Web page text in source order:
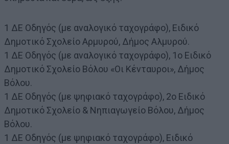
1 ΔΕ Οδηγός (με αναλογικό ταχογράφο), Ειδικό
Δημοτικό Σχολείο Αρμυρού, Δήμος Αλμυρού.
1 ΔΕ Οδηγός (με αναλογικό ταχογράφο), 1ο Ειδικό
Δημοτικό Σχολείο Βόλου «Οι Κένταυροι», Δήμος
Βόλου.
1 ΔΕ Οδηγός (με ψηφιακό ταχογράφο), 2ο Ειδικό
Δημοτικό Σχολείο & Νηπιαγωγείο Βόλου, Δήμος
Βόλου.
1 ΔΕ Οδηγός (με ψηφιακό ταχογράφο), Ειδικό